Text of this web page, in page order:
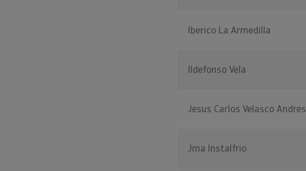
Iberico La Armedilla
Ildefonso Vela
Jesus Carlos Velasco Andres
Jma Instalfrio